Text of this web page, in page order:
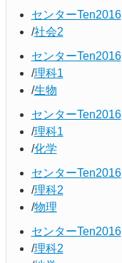
センターTen2016
社会2
センターTen2016
理科1
生物
センターTen2016
理科1
化学
センターTen2016
理科2
物理
センターTen2016
理科2